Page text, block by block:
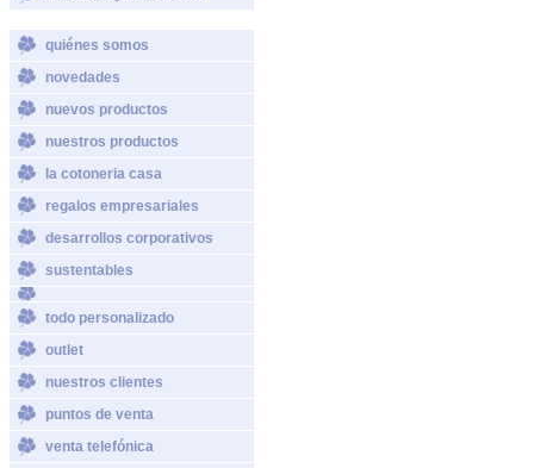
quiénes somos
novedades
nuevos productos
nuestros productos
la cotoneria casa
regalos empresariales
desarrollos corporativos
sustentables
todo personalizado
outlet
nuestros clientes
puntos de venta
venta telefónica